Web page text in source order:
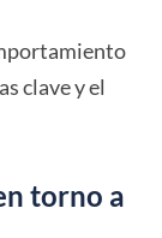
clave y el
torno a